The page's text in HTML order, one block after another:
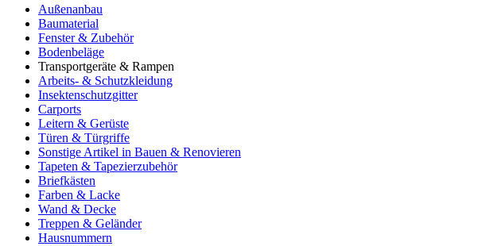
Außenanbau
Baumaterial
Fenster & Zubehör
Bodenbeläge
Transportgeräte & Rampen
Arbeits- & Schutzkleidung
Insektenschutzgitter
Carports
Leitern & Gerüste
Türen & Türgriffe
Sonstige Artikel in Bauen & Renovieren
Tapeten & Tapezierzubehör
Briefkästen
Farben & Lacke
Wand & Decke
Treppen & Geländer
Hausnummern